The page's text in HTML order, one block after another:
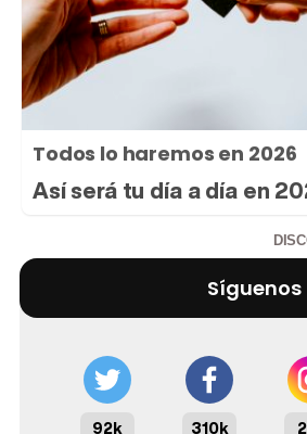
Todos lo haremos en 2026
Así será tu día a día en
Síguenos
92k 310k